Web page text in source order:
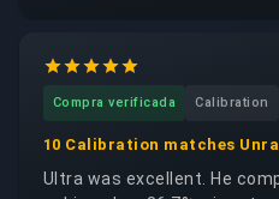
and would like to remain
Compra verificada Calibration
10 Calibration matches
Ultra was excellent. He